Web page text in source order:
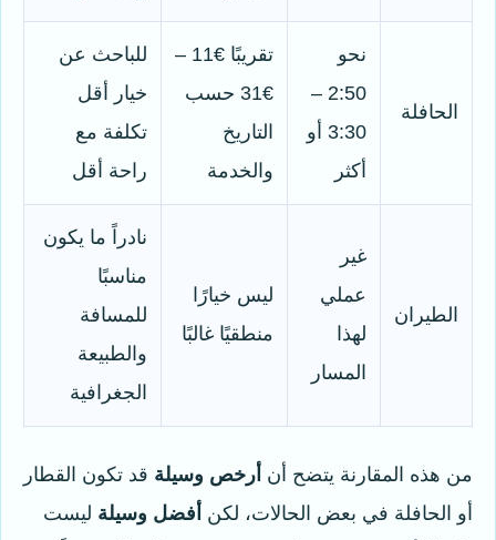
الحافلة
نحو
2:50 –
3:30 أو
أكثر
تقريبًا €11 –
€31 حسب
التاريخ
والخدمة
للباحث عن
خيار أقل
تكلفة مع
راحة أقل
الطيران
غير
عملي
لهذا
المسار
ليس خيارًا
منطقيًا غالبًا
نادراً ما يكون
مناسبًا
للمسافة
والطبيعة
الجغرافية
من هذه المقارنة يتضح أن أرخص وسيلة قد تكون القطار
أو الحافلة في بعض الحالات، لكن أفضل وسيلة ليست